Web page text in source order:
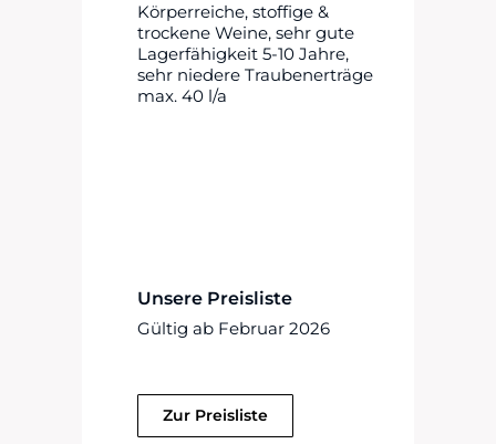
Körperreiche, stoffige &
trockene Weine, sehr gute
Lagerfähigkeit 5-10 Jahre,
sehr niedere Traubenerträge
max. 40 l/a
Unsere Preisliste
Gültig ab Februar 2026
Zur Preisliste